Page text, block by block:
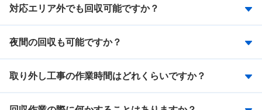
対応エリア外でも回収可能ですか？
夜間の回収も可能ですか？
取り外し工事の作業時間はどれくらいですか？